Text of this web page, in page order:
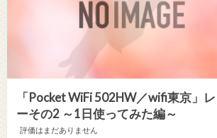
「Pocket WiFi 502HW／wifi東京」
ーその2 ～1日使ってみた編～
評価はまだありません